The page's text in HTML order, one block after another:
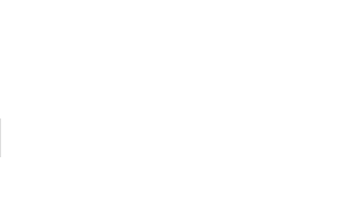
Σύρμα – 4.5 cm ποσότητα